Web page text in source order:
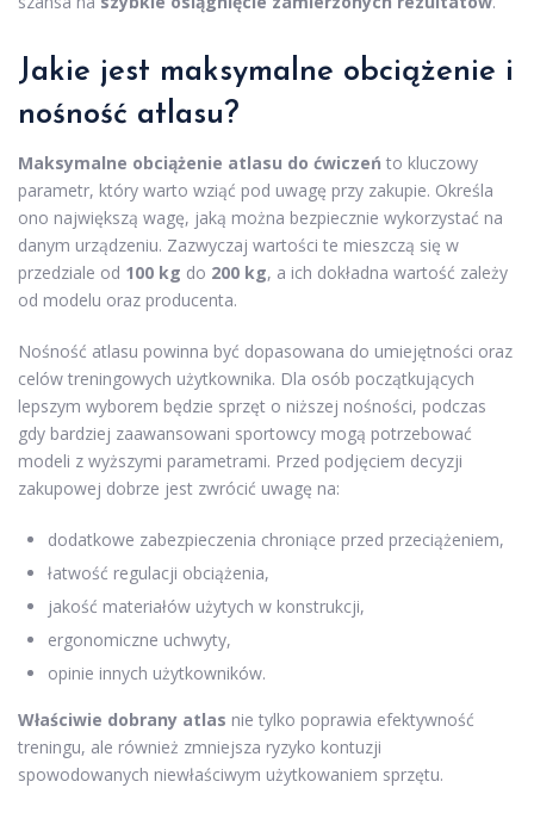
Jakie jest maksymalne obciążenie i
nośność atlasu?
Maksymalne obciążenie atlasu do ćwiczeń to kluczowy
parametr, który warto wziąć pod uwagę przy zakupie. Określa
ono największą wagę, jaką można bezpiecznie wykorzystać na
danym urządzeniu. Zazwyczaj wartości te mieszczą się w
przedziale od 100 kg do 200 kg, a ich dokładna wartość zależy
od modelu oraz producenta.
Nośność atlasu powinna być dopasowana do umiejętności oraz
celów treningowych użytkownika. Dla osób początkujących
lepszym wyborem będzie sprzęt o niższej nośności, podczas
gdy bardziej zaawansowani sportowcy mogą potrzebować
modeli z wyższymi parametrami. Przed podjęciem decyzji
zakupowej dobrze jest zwrócić uwagę na:
dodatkowe zabezpieczenia chroniące przed przeciążeniem,
łatwość regulacji obciążenia,
jakość materiałów użytych w konstrukcji,
ergonomiczne uchwyty,
opinie innych użytkowników.
Właściwie dobrany atlas nie tylko poprawia efektywność
treningu, ale również zmniejsza ryzyko kontuzji
spowodowanych niewłaściwym użytkowaniem sprzętu.